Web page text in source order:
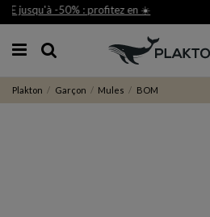
Plakton Garçon Mules BOM